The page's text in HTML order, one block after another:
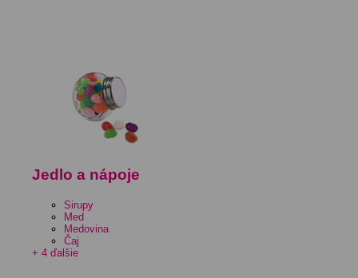
Jedlo a nápoje
Sirupy
Med
Medovina
Čaj
+ 4 ďalšie